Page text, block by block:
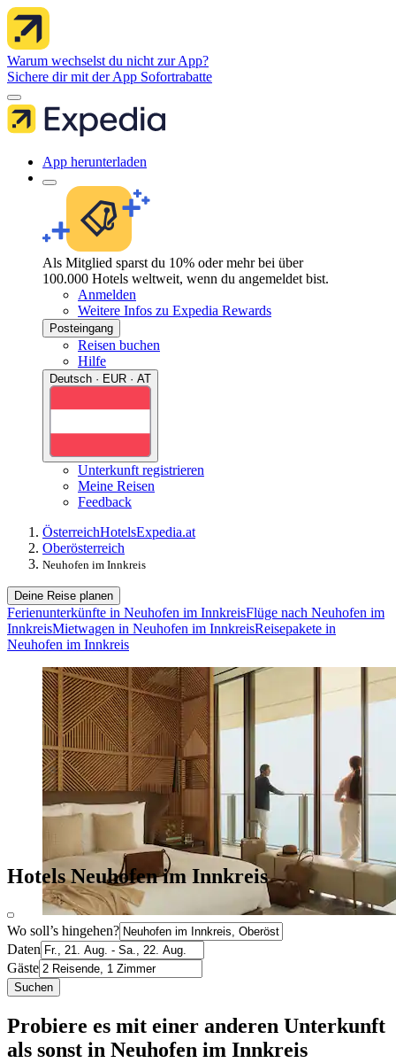
Warum wechselst du nicht zur App?
Sichere dir mit der App Sofortrabatte
App herunterladen
Als Mitglied sparst du 10% oder mehr bei über
100.000 Hotels weltweit, wenn du angemeldet bist.
Anmelden
Weitere Infos zu Expedia Rewards
Posteingang
Reisen buchen
Hilfe
Deutsch · EUR · AT
Unterkunft registrieren
Meine Reisen
Feedback
ÖsterreichHotelsExpedia.at
Oberösterreich
Neuhofen im Innkreis
Deine Reise planen
Ferienunterkünfte in Neuhofen im InnkreisFlüge nach Neuhofen im
InnkreisMietwagen in Neuhofen im InnkreisReisepakete in
Neuhofen im Innkreis
Hotels Neuhofen im Innkreis
Wo soll’s hingehen?
Daten
Gäste
Suchen
Probiere es mit einer anderen Unterkunft
als sonst in Neuhofen im Innkreis